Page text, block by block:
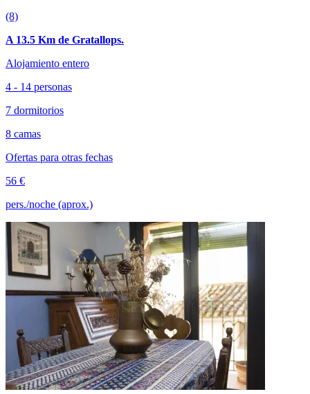
(8)
A 13.5 Km de Gratallops.
Alojamiento entero
4 - 14 personas
7 dormitorios
8 camas
Ofertas para otras fechas
56 €
pers./noche (aprox.)